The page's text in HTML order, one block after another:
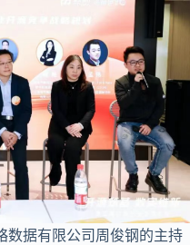
数据有限公司周俊钢的主持